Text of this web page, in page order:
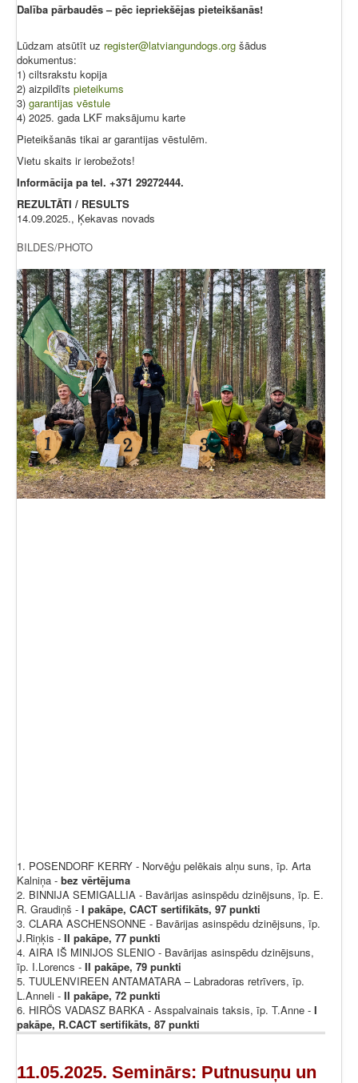
Dalība pārbaudēs – pēc iepriekšējas pieteikšanās!
Lūdzam atsūtīt uz register@latviangundogs.org šādus
dokumentus:
1) ciltsrakstu kopija
2) aizpildīts pieteikums
3) garantijas vēstule
4) 2025. gada LKF maksājumu karte
Pieteikšanās tikai ar garantijas vēstulēm.
Vietu skaits ir ierobežots!
Informācija pa tel. +371 29272444.
REZULTĀTI / RESULTS
14.09.2025., Ķekavas novads
BILDES/PHOTO
1. POSENDORF KERRY - Norvēģu pelēkais alņu suns, īp. Arta
Kalniņa - bez vērtējuma
2. BINNIJA SEMIGALLIA - Bavārijas asinspēdu dzinējsuns, īp. E.
R. Graudiņš - I pakāpe, CACT sertifikāts, 97 punkti
3. CLARA ASCHENSONNE - Bavārijas asinspēdu dzinējsuns, īp.
J.Riņķis - II pakāpe, 77 punkti
4. AIRA IŠ MINIJOS SLENIO - Bavārijas asinspēdu dzinējsuns,
īp. I.Lorencs - II pakāpe, 79 punkti
5. TUULENVIREEN ANTAMATARA – Labradoras retrīvers, īp.
L.Anneli - II pakāpe, 72 punkti
6. HIRÖS VADASZ BARKA - Asspalvainais taksis, īp. T.Anne - I
pakāpe, R.CACT sertifikāts, 87 punkti
11.05.2025. Seminārs: Putnusuņu un